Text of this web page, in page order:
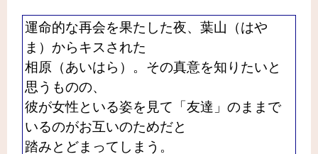
運命的な再会を果たした夜、葉山（はや
ま）からキスされた
相原（あいはら）。その真意を知りたいと
思うものの、
彼が女性といる姿を見て「友達」のままで
いるのがお互いのためだと
踏みとどまってしまう。